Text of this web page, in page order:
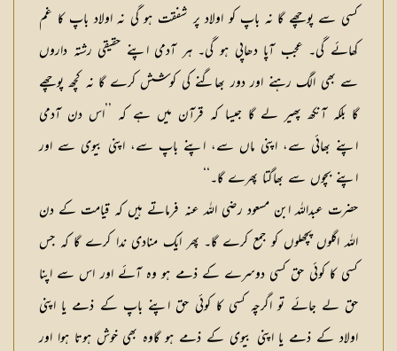
کسی سے پوچھے گا نہ باپ کو اولاد پر شفقت ہو گی نہ اولاد باپ کا غم
کھائے گی۔ عجب آپا دھاپی ہو گی۔ ہر آدمی اپنے حقیقی رشتہ داروں
سے بھی الگ رہنے اور دور بھاگنے کی کوشش کرے گا نہ کچھ پوچھے
گا بلکہ آنکھ پھیر لے گا جیسا کہ قرآن میں ہے کہ ’’اس دن آدمی
اپنے بھائی سے، اپنی ماں سے، اپنے باپ سے، اپنی بیوی سے اور
اپنے بچوں سے بھاگتا پھرے گا۔‘‘
حضرت عبداللہ ابن مسعود رضی اللہ عنہ فرماتے ہیں کہ قیامت کے دن
اللہ اگلوں پچھلوں کو جمع کرے گا۔ پھر ایک منادی ندا کرے گا کہ جس
کسی کا کوئی حق کسی دوسرے کے ذمے ہو وہ آئے اور اس سے اپنا
حق لے جائے تو اگرچہ کسی کا کوئی حق اپنے باپ کے ذمے یا اپنی
اولاد کے ذمے یا اپنی بیوی کے ذمے ہو گاوہ بھی خوش ہوتا ہوا اور